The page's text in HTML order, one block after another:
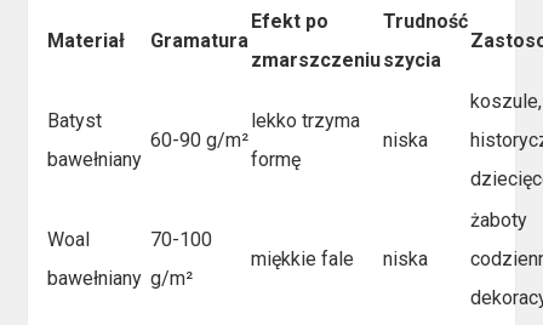
Materiał Gramatura
Efekt po
zmarszczeniu
Trudność
szycia
Batyst
bawełniany
60-90 g/m²
lekko trzyma
formę
niska
Woal
bawełniany
70-100
g/m²
miękkie fale niska
żaboty